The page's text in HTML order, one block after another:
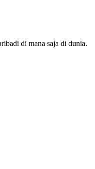
di mana saja di dunia.